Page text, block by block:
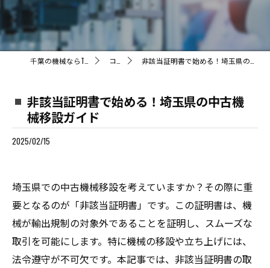
コラム 非該当証明書で始める！埼玉県の中古機械移設ガイド
非該当証明書で始める！埼玉県の中古機
械移設ガイド
2025/02/15
埼玉県での中古機械移設を考えていますか？その際に重
要となるのが「非該当証明書」です。この証明書は、機
械が輸出規制の対象外であることを証明し、スムーズな
取引を可能にします。特に機械の移設や立ち上げには、
法令遵守が不可欠です。本記事では、非該当証明書の取